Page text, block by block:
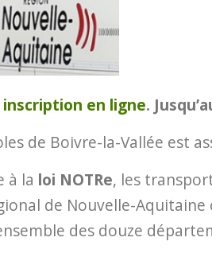
inscription en ligne.
de Boivre-la-Vallée est
à la loi NOTRe, les
de Nouvelle-
des douze